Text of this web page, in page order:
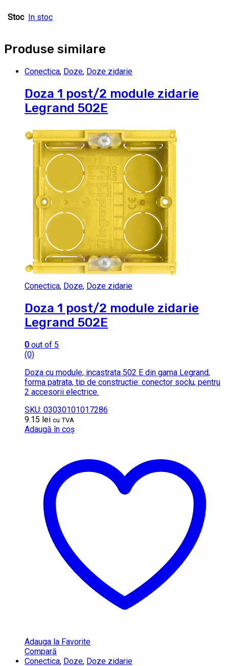
Stoc In stoc
Produse similare
Conectica, Doze, Doze zidarie
Doza 1 post/2 module zidarie
Legrand 502E
Conectica, Doze, Doze zidarie
Doza 1 post/2 module zidarie
Legrand 502E
0 out of 5
(0)
Doza cu module, incastrata 502 E din gama Legrand,
forma patrata, tip de constructie: conector soclu, pentru
2 accesorii electrice.
SKU: 03030101017286
9.15 lei cu TVA
Adaugă în coș
Adauga la Favorite
Compară
Conectica, Doze, Doze zidarie